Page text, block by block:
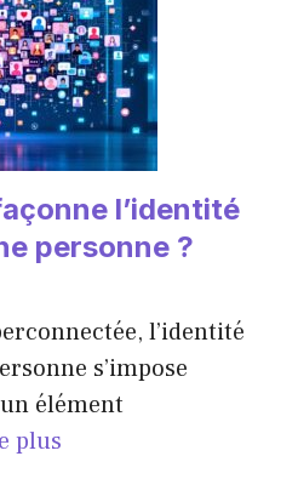
l’identité
personne ?
l’identité
s’impose
élément
plus